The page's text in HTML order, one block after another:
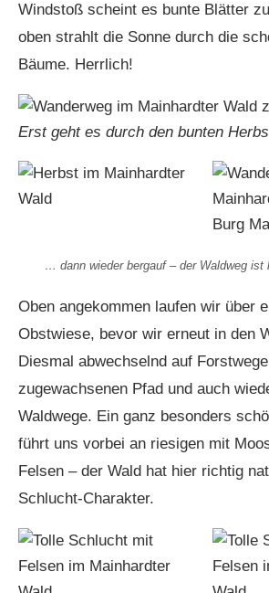
Windstoß scheint es bunte Blätter
oben strahlt die Sonne durch die
Bäume. Herrlich!
Erst geht es durch den bunten
… dann wieder bergauf – der Waldweg ist
Oben angekommen laufen wir über
Obstwiese, bevor wir erneut in den
Diesmal abwechselnd auf
zugewachsenen Pfad und auch
Waldwege. Ein ganz besonders
führt uns vorbei an riesigen mit
Felsen – der Wald hat hier richtig
Schlucht-Charakter.